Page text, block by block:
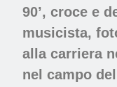
90’, croce e
musicista,
alla carriera
nel campo